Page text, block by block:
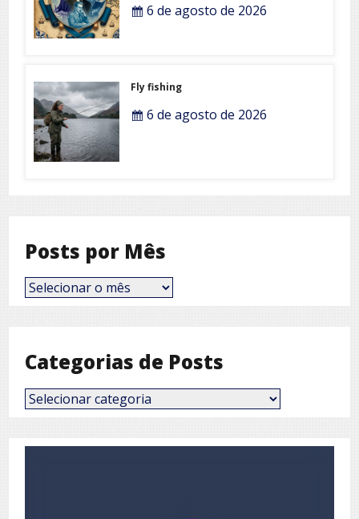
6 de agosto de 2026
Fly fishing
6 de agosto de 2026
Posts por Mês
Posts
por
Categorias de Posts
Categorias
de